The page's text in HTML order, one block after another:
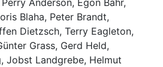
Anderson, Egon Bahr,
Blaha, Peter Brandt,
Dietzsch, Terry Eagleton,
Grass, Gerd Held,
Jobst Landgrebe, Helmut